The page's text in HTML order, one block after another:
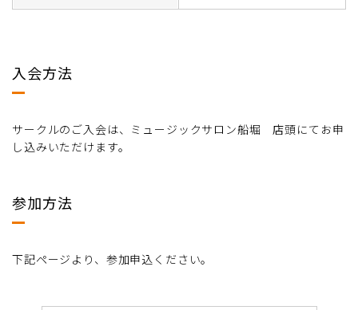
入会方法
サークルのご入会は、ミュージックサロン船堀 店頭にてお申
し込みいただけます。
参加方法
下記ページより、参加申込ください。